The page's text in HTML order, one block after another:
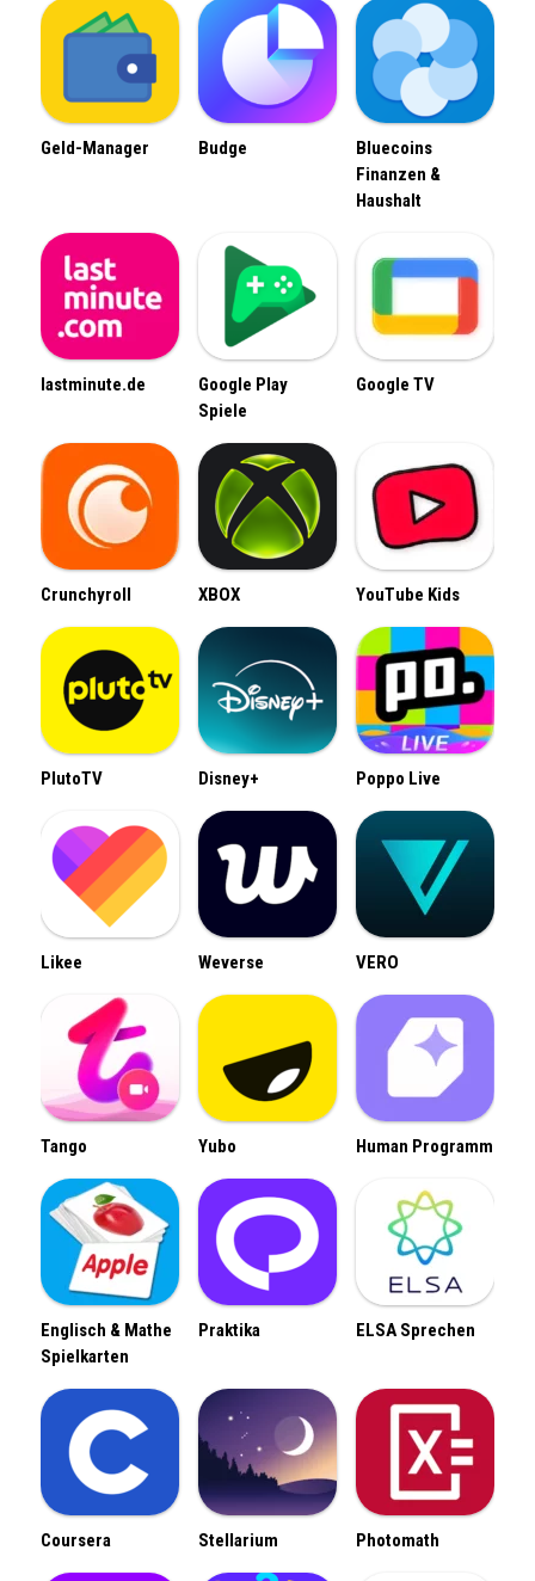
Geld-Manager Budge
Bluecoins
Finanzen &
Haushalt
lastminute.de
Google Play
Spiele
Google TV
Crunchyroll XBOX YouTube Kids
PlutoTV Disney+ Poppo Live
Likee Weverse VERO
Tango Yubo Human Programm
Englisch & Mathe
Spielkarten
Praktika ELSA Sprechen
Coursera Stellarium Photomath